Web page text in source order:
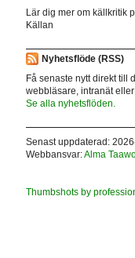
Lär dig mer om källkritik
Källan
Nyhetsflöde (RSS)
Få senaste nytt direkt till
webbläsare, intranät eller
Se alla nyhetsflöden.
Senast uppdaterad:
Webbansvar:Alma
Thumbshots by